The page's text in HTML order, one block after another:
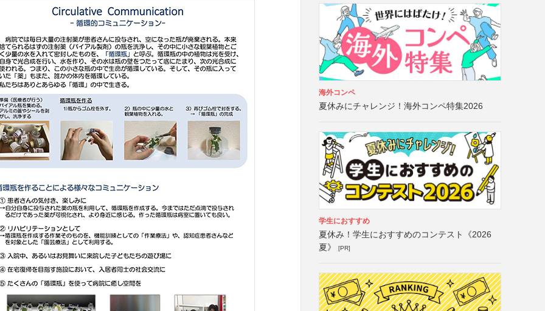
海外コンペ
夏休みにチャレンジ！海外コンペ特集2026
学生におすすめ
夏休み！学生におすすめのコンテスト《2026
夏》
[PR]